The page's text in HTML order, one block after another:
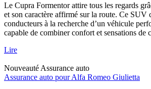
Le Cupra Formentor attire tous les regards
et son caractère affirmé sur la route. Ce SUV
conducteurs à la recherche d’un véhicule
capable de combiner confort et sensations de
Lire
Nouveauté Assurance auto
Assurance auto pour Alfa Romeo Giulietta